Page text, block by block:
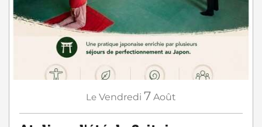
Le Vendredi 7 Août